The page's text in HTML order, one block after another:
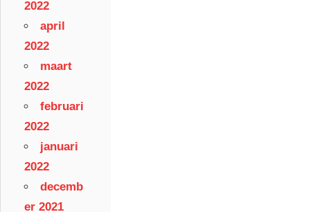
2022
april
2022
maart
2022
februari
2022
januari
2022
decemb
er 2021